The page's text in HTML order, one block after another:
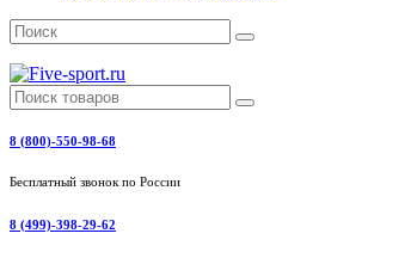
8 (800)-550-98-68
Бесплатный звонок по России
8 (499)-398-29-62